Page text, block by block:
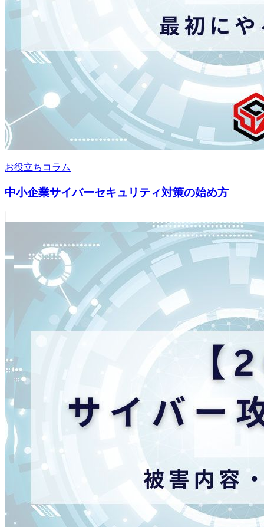
お役立ちコラム
中小企業サイバーセキュリティ対策の始め方